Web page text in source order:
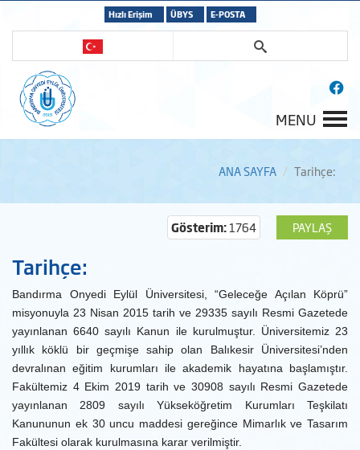
Hızlı Erişim ÜBYS E-POSTA
MENU
ANA SAYFA Tarihçe:
PAYLAŞ
Gösterim:1764
Tarihçe:
Bandırma Onyedi Eylül Üniversitesi, “Geleceğe Açılan Köprü”
misyonuyla 23 Nisan 2015 tarih ve 29335 sayılı Resmi Gazetede
yayınlanan 6640 sayılı Kanun ile kurulmuştur. Üniversitemiz 23
yıllık köklü bir geçmişe sahip olan Balıkesir Üniversitesi’nden
devralınan eğitim kurumları ile akademik hayatına başlamıştır.
Fakültemiz 4 Ekim 2019 tarih ve 30908 sayılı Resmi Gazetede
yayınlanan 2809 sayılı Yükseköğretim Kurumları Teşkilatı
Kanununun ek 30 uncu maddesi gereğince Mimarlık ve Tasarım
Fakültesi olarak kurulmasına karar verilmiştir.